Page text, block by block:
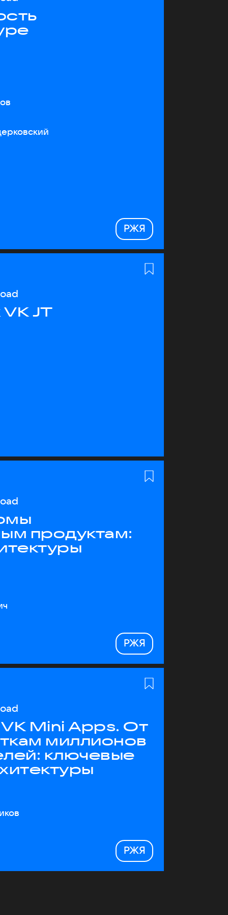
РЖЯ
JT
продуктам:
РЖЯ
Mini Apps. От
миллионов
ключевые
РЖЯ